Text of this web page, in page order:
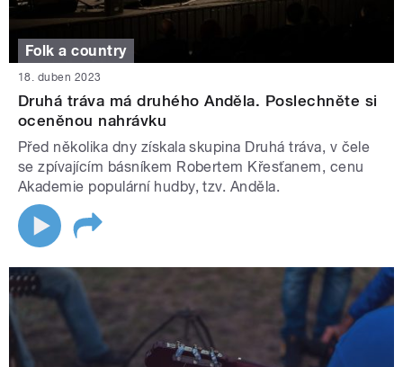
Folk a country
18. duben 2023
Druhá tráva má druhého Anděla. Poslechněte si
oceněnou nahrávku
Před několika dny získala skupina Druhá tráva, v čele
se zpívajícím básníkem Robertem Křesťanem, cenu
Akademie populární hudby, tzv. Anděla.